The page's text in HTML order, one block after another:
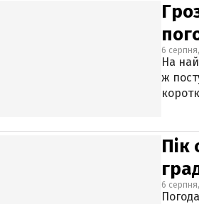
6 серпня,
На
ж
Пік
6 серпня,